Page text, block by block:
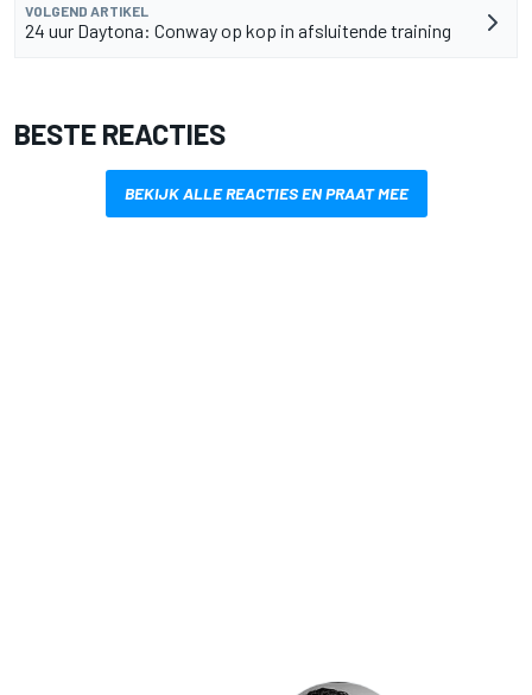
VOLGEND ARTIKEL
24 uur Daytona: Conway op kop in afsluitende training
BESTE REACTIES
BEKIJK ALLE REACTIES EN PRAAT MEE